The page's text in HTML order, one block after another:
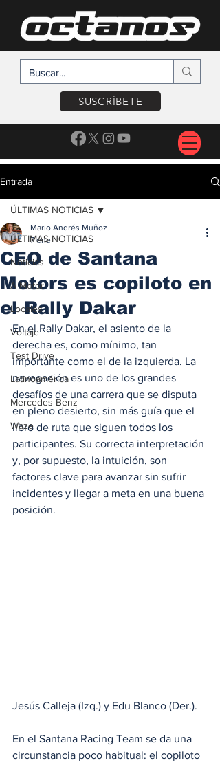
SUSCRÍBETE
Entrada
ÚLTIMAS NOTICIAS
Noticias
A Motor
Locales
Voltaje
Test Drive
Latinoamérica
Mercedes Benz
Waze
ÚLTIMAS NOTICIAS
CEO de Santana
Motors es copiloto en
el Rally Dakar
Mario Andrés Muñoz
7 ene
En el Rally Dakar, el asiento de la
derecha es, como mínimo, tan
importante como el de la izquierda. La
navegación es uno de los grandes
desafíos de una carrera que se disputa
en pleno desierto, sin más guía que el
libro de ruta que siguen todos los
participantes. Su correcta interpretación
y, por supuesto, la intuición, son
factores clave para avanzar sin sufrir
incidentes y llegar a meta en una buena
posición.
Jesús Calleja (Izq.) y Edu Blanco (Der.).
En el Santana Racing Team se da una
circunstancia poco habitual: el copiloto